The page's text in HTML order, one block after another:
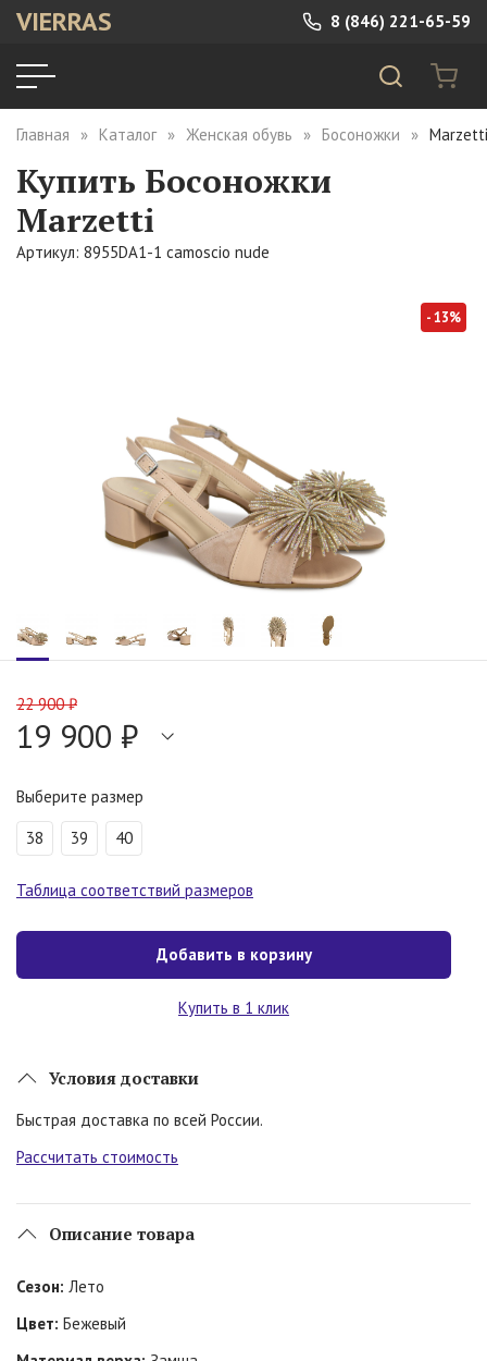
VIERRAS 8 (846) 221-65-59
Главная Каталог Женская обувь Босоножки
Купить Босоножки
Marzetti
Артикул: 8955DA1-1 camoscio nude
- 13%
22 900 ₽
19 900 ₽
Выберите размер
38 39 40
Таблица соответствий размеров
Добавить в корзину
Купить в 1 клик
Условия доставки
Быстрая доставка по всей России.
Рассчитать стоимость
Описание товара
Сезон: Лето
Цвет: Бежевый